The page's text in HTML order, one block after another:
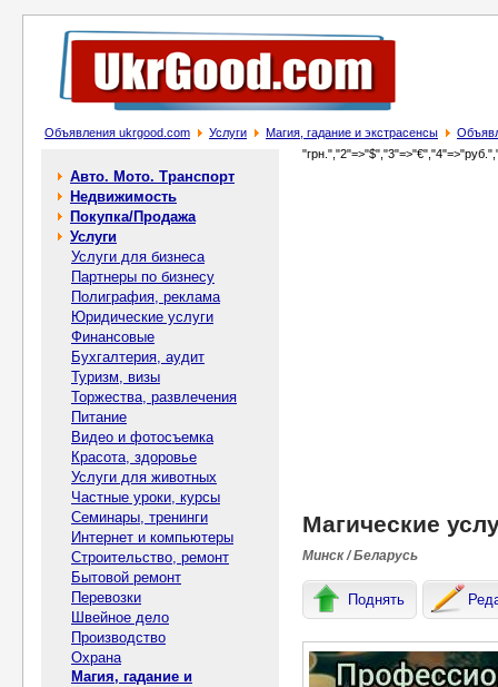
Объявления ukrgood.com Услуги Магия, гадание и экстрасенсы
Авто. Мото. Транспорт
Недвижимость
Покупка/Продажа
Услуги
Услуги для бизнеса
Партнеры по бизнесу
Полиграфия, реклама
Юридические услуги
Финансовые
Бухгалтерия, аудит
Туризм, визы
Торжества, развлечения
Питание
Видео и фотосъемка
Красота, здоровье
Услуги для животных
Частные уроки, курсы
Семинары, тренинги
Интернет и компьютеры
Строительство, ремонт
Бытовой ремонт
Перевозки
Швейное дело
Производство
Охрана
Магия, гадание и
Магические
Минск / Беларусь
Поднять